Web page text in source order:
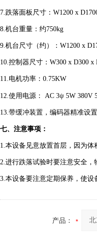
7.跌落面板尺寸：W1200 x
8.机台重量：约750kg
9.机台尺寸（约）：W1200 x
10.控制器尺寸：W300 x D300 x
11.电机功率：0.75KW
12.使用电源： AC 3ψ 5W 380V
13.带缓冲装置，编码器精准设置
七、注意事项：
1.本设备见意放置首层，因为
2.进行跌落试验时要注意安全
3.本设备要注意定期保养，使设
产品：